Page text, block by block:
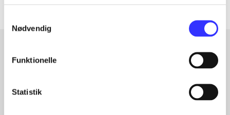
Nødvendig
Funktionelle
Statistik